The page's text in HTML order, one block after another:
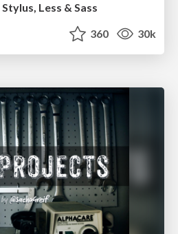
Less & Sass
360 30k